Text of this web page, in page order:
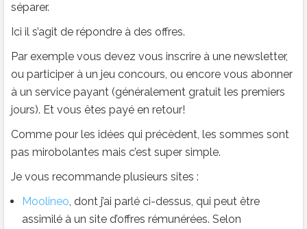
séparer.
Ici il s’agit de répondre à des offres.
Par exemple vous devez vous inscrire à une newsletter,
ou participer à un jeu concours, ou encore vous abonner
à un service payant (généralement gratuit les premiers
jours). Et vous êtes payé en retour!
Comme pour les idées qui précèdent, les sommes sont
pas mirobolantes mais c’est super simple.
Je vous recommande plusieurs sites :
Moolineo, dont j’ai parlé ci-dessus, qui peut être
assimilé à un site d’offres rémunérées. Selon